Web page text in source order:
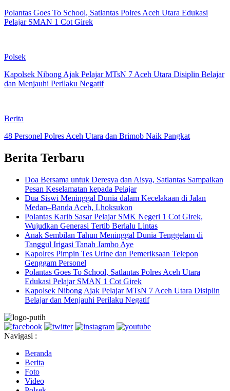
Polantas Goes To School, Satlantas Polres Aceh Utara Edukasi
Pelajar SMAN 1 Cot Girek
Polsek
Kapolsek Nibong Ajak Pelajar MTsN 7 Aceh Utara Disiplin Belajar
dan Menjauhi Perilaku Negatif
Berita
48 Personel Polres Aceh Utara dan Brimob Naik Pangkat
Berita Terbaru
Doa Bersama untuk Deresya dan Aisya, Satlantas Sampaikan
Pesan Keselamatan kepada Pelajar
Dua Siswi Meninggal Dunia dalam Kecelakaan di Jalan
Medan–Banda Aceh, Lhoksukon
Polantas Karib Sasar Pelajar SMK Negeri 1 Cot Girek,
Wujudkan Generasi Tertib Berlalu Lintas
Anak Sembilan Tahun Meninggal Dunia Tenggelam di
Tanggul Irigasi Tanah Jambo Aye
Kapolres Pimpin Tes Urine dan Pemeriksaan Telepon
Genggam Personel
Polantas Goes To School, Satlantas Polres Aceh Utara
Edukasi Pelajar SMAN 1 Cot Girek
Kapolsek Nibong Ajak Pelajar MTsN 7 Aceh Utara Disiplin
Belajar dan Menjauhi Perilaku Negatif
Navigasi :
Beranda
Berita
Foto
Video